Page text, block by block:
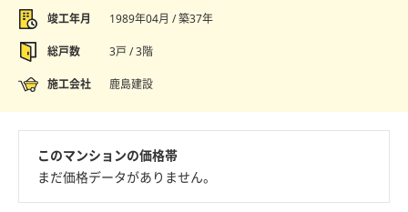
竣工年月 1989年04月 / 築37年
総戸数 3戸 / 3階
施工会社 鹿島建設
このマンションの価格帯
まだ価格データがありません。